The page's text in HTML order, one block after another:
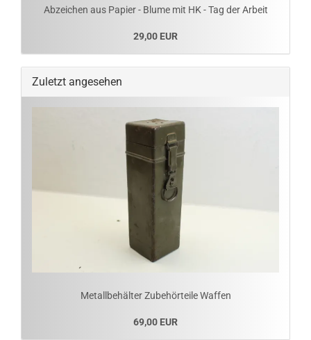
Abzeichen aus Papier - Blume mit HK - Tag der Arbeit
29,00 EUR
Zuletzt angesehen
Metallbehälter Zubehörteile Waffen
69,00 EUR